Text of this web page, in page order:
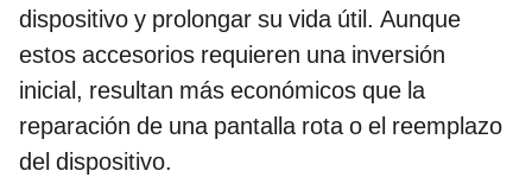
dispositivo y prolongar su vida útil. Aunque
estos accesorios requieren una inversión
inicial, resultan más económicos que la
reparación de una pantalla rota o el reemplazo
del dispositivo.